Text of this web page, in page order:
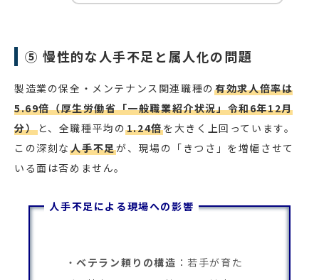
⑤ 慢性的な人手不足と属人化の問題
製造業の保全・メンテナンス関連職種の 有効求人倍率は
5.69倍（厚生労働省「一般職業紹介状況」令和6年12月
分）と、全職種平均の1.24倍を大きく上回っています。
この深刻な 人手不足が、現場の「きつさ」を増幅させて
いる面は否めません。
人手不足による現場への影響
ベテラン頼りの構造 ：若手が育た